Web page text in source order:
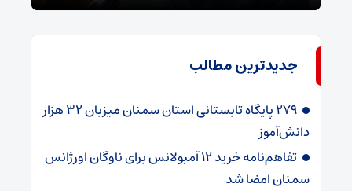
جدیدترین مطالب
۲۷۹ پایگاه تابستانی استان سمنان میزبان ۳۲ هزار
دانش‌آموز
تفاهم‌نامه خرید ۱۲ آمبولانس برای ناوگان اورژانس
سمنان امضا شد